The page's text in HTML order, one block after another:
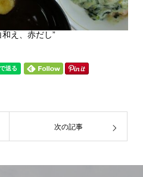
え、赤だし”
次の記事